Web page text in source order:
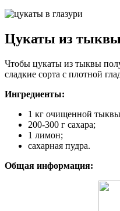
Цукаты из
Чтобы цукаты из тыквы
сладкие сорта с плотной
Ингредиенты:
1 кг очищенной
200-300 г сахара;
1 лимон;
сахарная пудра.
Общая информация: